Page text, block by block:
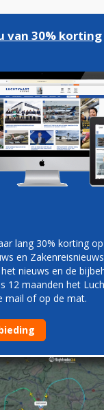
Podcasts
VAN
van 30% korting
lang 30% korting
en
nieuws en de
12 maanden het
mail of op de mat.